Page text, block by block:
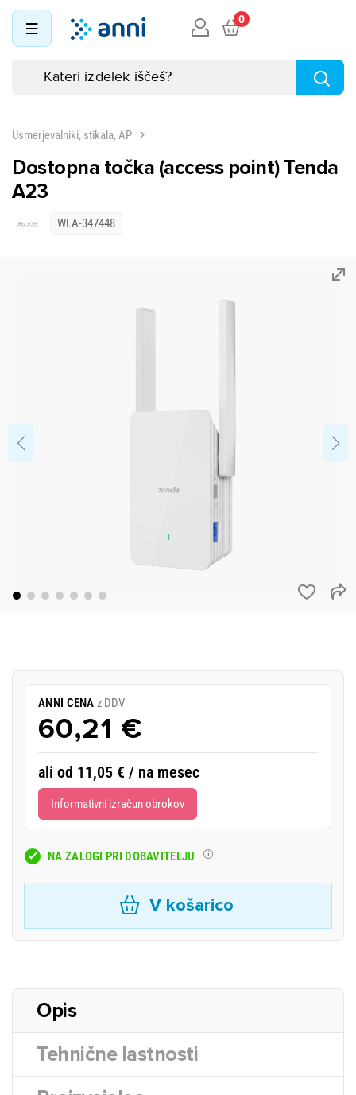
0
Usmerjevalniki, stikala, AP
Dostopna točka (access point) Tenda
A23
WLA-347448
ANNI CENA z DDV
60,21 €
ali od 11,05 € / na mesec
Informativni izračun obrokov
NA ZALOGI PRI DOBAVITELJU
V košarico
Opis
Tehnične lastnosti